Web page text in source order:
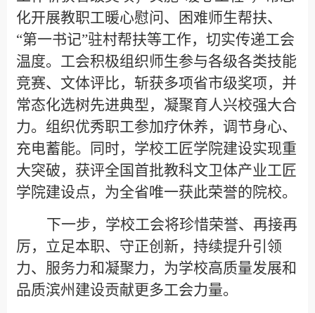
化开展教职工暖心慰问、困难师生帮扶、
“第一书记”驻村帮扶等工作，切实传递工会
温度。工会积极组织师生参与各级各类技能
竞赛、文体评比，斩获多项省市级奖项，并
常态化选树先进典型，凝聚育人兴校强大合
力。组织优秀职工参加疗休养，调节身心、
充电蓄能。同时，学校工匠学院建设实现重
大突破，获评全国首批教科文卫体产业工匠
学院建设点，为全省唯一获此荣誉的院校。
下一步，学校工会将珍惜荣誉、再接再
厉，立足本职、守正创新，持续提升引领
力、服务力和凝聚力，为学校高质量发展和
品质滨州建设贡献更多工会力量。